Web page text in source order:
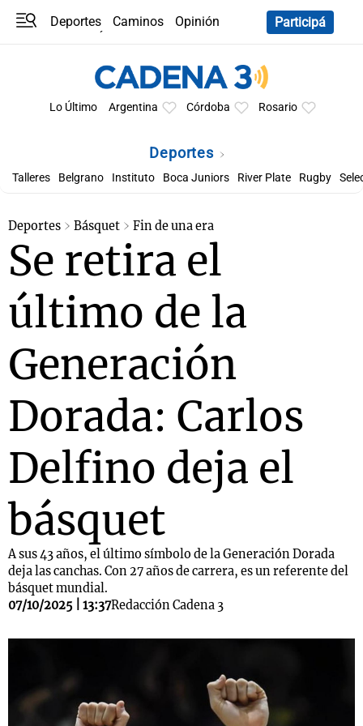
Deportes Caminos
Opinión
Participá
Lo Último Argentina Córdoba Rosario
Deportes
Talleres Belgrano Instituto Boca Juniors River Plate Rugby
Deportes Básquet Fin de una era
Se retira el
último de la
Generación
Dorada: Carlos
Delfino deja el
básquet
A sus 43 años, el último símbolo de la Generación Dorada
deja las canchas. Con 27 años de carrera, es un referente del
básquet mundial.
07/10/2025 | 13:37Redacción Cadena 3